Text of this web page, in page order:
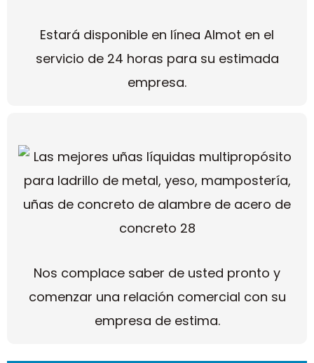
Estará disponible en línea Almot en el
servicio de 24 horas para su estimada
empresa.
Nos complace saber de usted pronto y
comenzar una relación comercial con su
empresa de estima.